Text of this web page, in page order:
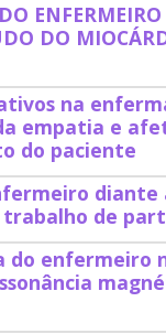
DO
na
empatia e
do paciente
diante
trabalho de
do enfermeiro